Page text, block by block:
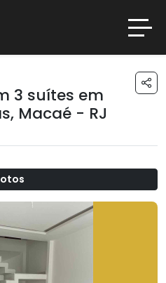
3 suítes em
, Macaé - RJ